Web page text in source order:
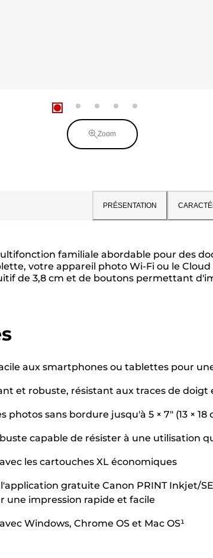
Zoom
PRÉSENTATION
familiale abordable pour des
votre appareil photo Wi-Fi ou le
de 3,8 cm et de boutons permettant
aux smartphones ou tablettes pour
et robuste, résistant aux traces de doigt
photos sans bordure jusqu'à 5 × 7" (13 ×
capable de résister à une utilisation
les cartouches XL économiques
gratuite Canon PRINT Inkjet/
une impression rapide et facile
Windows, Chrome OS et Mac OS¹